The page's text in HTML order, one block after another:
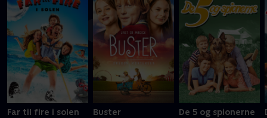
slikbygger
Mere info
Far til fire i solen Buster De 5 og spionerne